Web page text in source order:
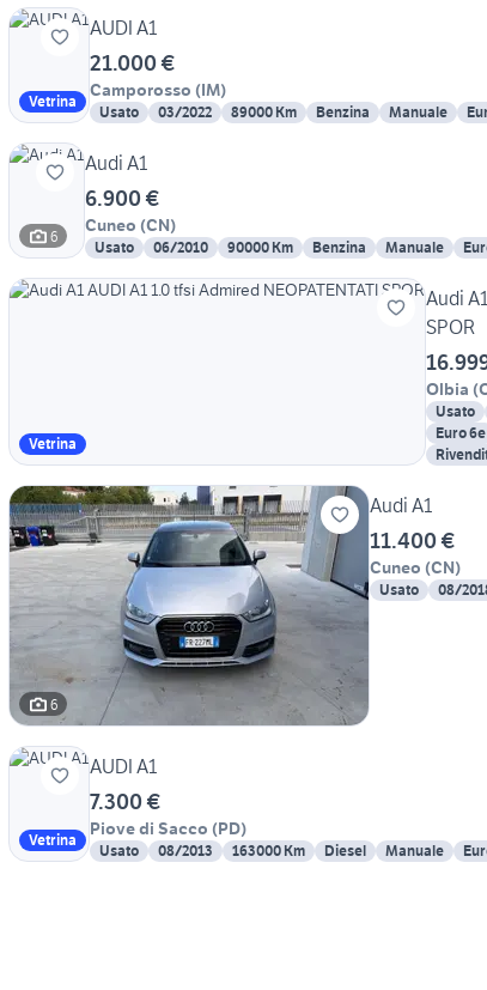
Vetrina
AUDI A1
21.000 €
Camporosso (IM)
Usato 03/2022 89000 Km Benzina Manuale
6
Audi A1
6.900 €
Cuneo (CN)
Usato 06/2010 90000 Km Benzina Manuale
Vetrina
Audi
SPOR
Olbia (
Usato
Euro 6e
6
Audi A1
11.400 €
Cuneo (CN)
Usato 08/
Vetrina
AUDI A1
7.300 €
Piove di Sacco (PD)
Usato 08/2013 163000 Km Diesel Manuale